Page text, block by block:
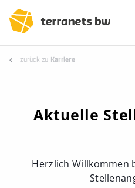
zurück zu Karriere
Aktuelle
Herzlich Willkommen